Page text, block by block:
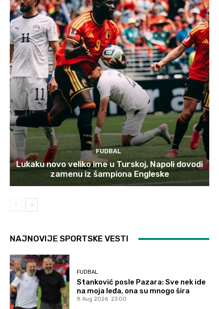
FUDBAL
Lukaku novo veliko ime u Turskoj, Napoli dovodi
zamenu iz šampiona Engleske
NAJNOVIJE SPORTSKE VESTI
FUDBAL
Stanković posle Pazara: Sve nek ide
na moja leđa, ona su mnogo šira
8 Aug 2026. 23:00